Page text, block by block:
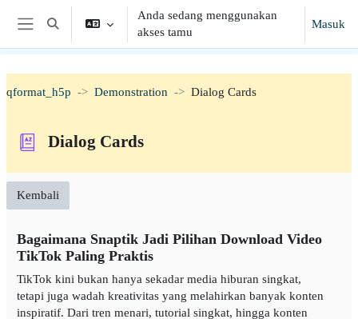
Lewati ke konten utama
Panel samping
Alihkan input pencarian
Anda sedang menggunakan
akses tamu
Masuk
qformat_h5p Demonstration Dialog Cards
Dialog Cards
Kembali
Bagaimana Snaptik Jadi Pilihan Download Video
TikTok Paling Praktis
TikTok kini bukan hanya sekadar media hiburan singkat,
tetapi juga wadah kreativitas yang melahirkan banyak konten
inspiratif. Dari tren menari, tutorial singkat, hingga konten